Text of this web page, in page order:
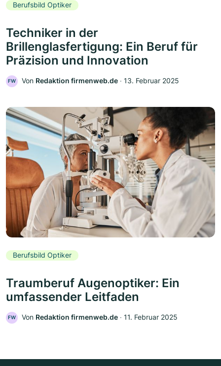
Berufsbild Optiker
Techniker in der
Brillenglasfertigung: Ein Beruf für
Präzision und Innovation
FW Von Redaktion firmenweb.de ‧ 13. Februar 2025
Berufsbild Optiker
Traumberuf Augenoptiker: Ein
umfassender Leitfaden
FW Von Redaktion firmenweb.de ‧ 11. Februar 2025